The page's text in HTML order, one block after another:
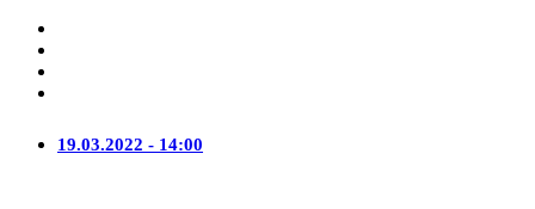
19.03.2022 - 14:00